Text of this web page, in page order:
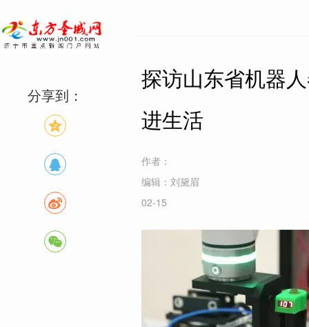
分享到：
探访山东省机器
进生活
作者：
编辑：刘黛眉
02-15